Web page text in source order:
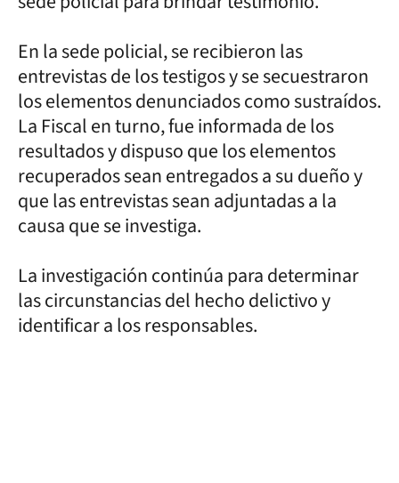
En la sede policial, se recibieron las
entrevistas de los testigos y se secuestraron
los elementos denunciados como sustraídos.
La Fiscal en turno, fue informada de los
resultados y dispuso que los elementos
recuperados sean entregados a su dueño y
que las entrevistas sean adjuntadas a la
causa que se investiga.
La investigación continúa para determinar
las circunstancias del hecho delictivo y
identificar a los responsables.